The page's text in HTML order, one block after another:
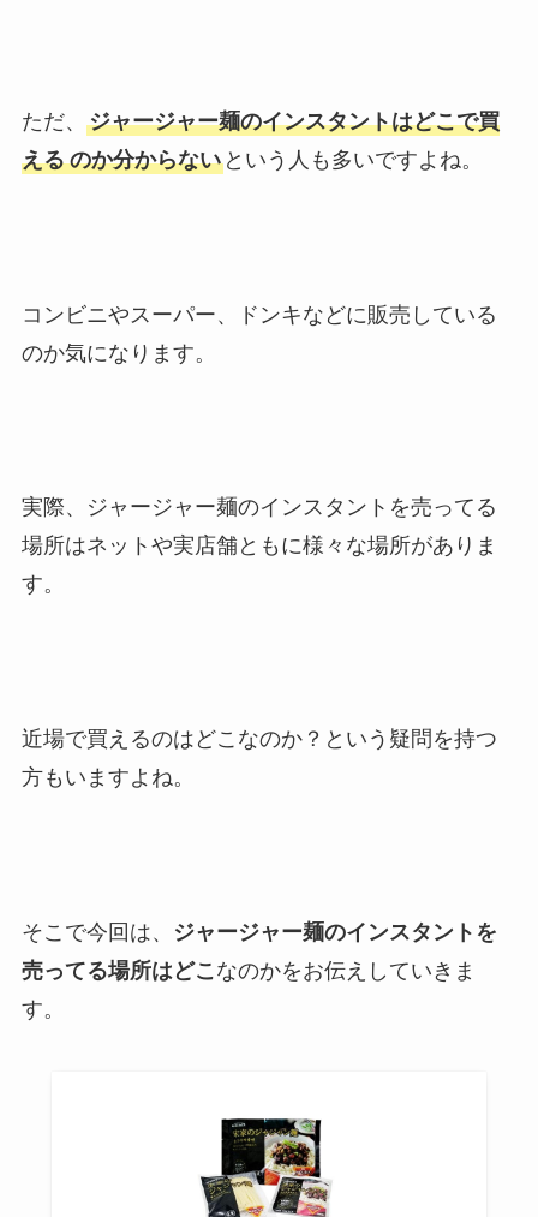
ただ、 ジャージャー麺のインスタントはどこで買
える のか分からないという人も多いですよね。
コンビニやスーパー、ドンキなどに販売している
のか気になります。
実際、ジャージャー麺のインスタントを売ってる
場所はネットや実店舗ともに様々な場所がありま
す。
近場で買えるのはどこなのか？という疑問を持つ
方もいますよね。
そこで今回は、
ジャージャー麺のインスタントを
売ってる場所はどこ なのかをお伝えしていきま
す。